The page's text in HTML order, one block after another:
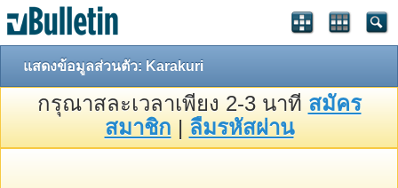
แสดงข้อมูลส่วนตัว: Karakuri
กรุณาสละเวลาเพียง 2-3 นาที สมัคร
สมาชิก | ลืมรหัสผ่าน